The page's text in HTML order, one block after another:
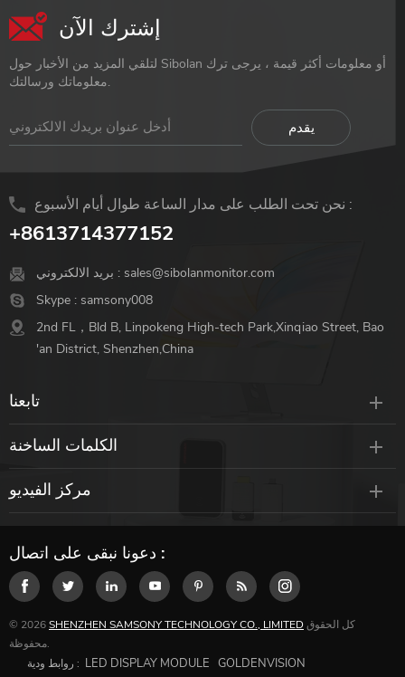
إشترك الآن
لتلقي المزيد من الأخبار حول Sibolan أو معلومات أكثر قيمة ، يرجى ترك
معلوماتك ورسالتك.
نحن تحت الطلب على مدار الساعة طوال أيام الأسبوع :
+8613714377152
بريد الالكتروني : sales@sibolanmonitor.com
Skype : samsony008
2nd FL，Bld B, Linpokeng High-tech Park,Xinqiao Street, Bao
'an District, Shenzhen,China
تابعنا
الكلمات الساخنة
مركز الفيديو
دعونا نبقى على اتصال :
© 2026SHENZHEN SAMSONY TECHNOLOGY CO., LIMITED
محفوظة.
روابط ودية : LED DISPLAY MODULE GOLDENVISION